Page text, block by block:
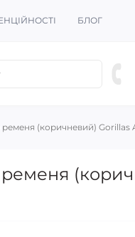
БЛОГ
(коричневий) Gorillas